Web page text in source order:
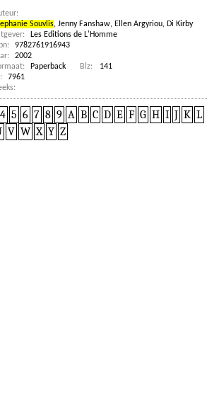
Souvlis, Jenny Fanshaw, Ellen Argyriou, Di Kirby
Les Editions de L'Homme
9782761916943
2002
Paperback Blz:
141
7961
4 5 6 7 8 9 A B C D E F G H I J K L
V W X Y Z